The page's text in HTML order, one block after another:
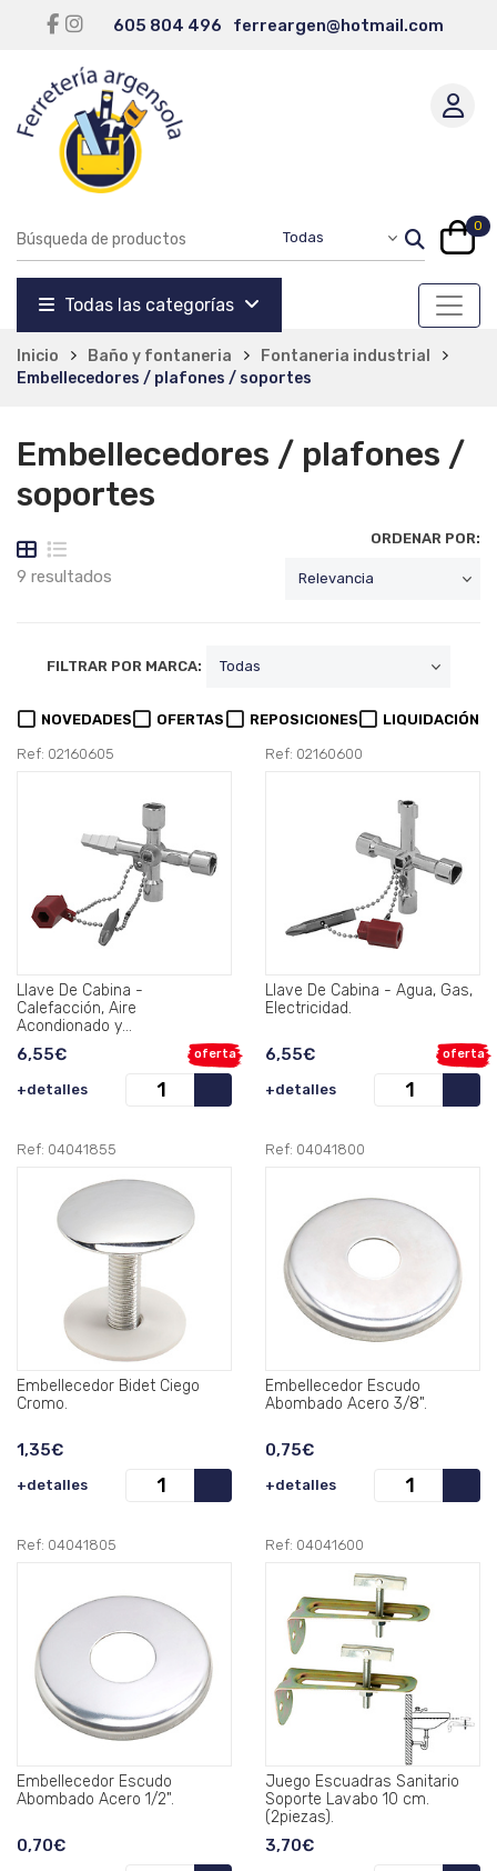
605 804 496 ferreargen@hotmail.com
0
Todas las categorías
Inicio Baño y fontaneria
Fontaneria industrial
Embellecedores / plafones / soportes
Embellecedores / plafones /
soportes
9 resultados
ORDENAR POR:
FILTRAR POR MARCA:
NOVEDADES OFERTAS REPOSICIONES LIQUIDACIÓN
Ref: 02160605
Llave De Cabina -
Calefacción, Aire
Acondionado y
Saneamientos.
oferta
6,55€
+detalles
Ref: 02160600
Llave De Cabina - Agua, Gas,
Electricidad.
oferta
6,55€
+detalles
Ref: 04041855
Embellecedor Bidet Ciego
Cromo.
1,35€
+detalles
Ref: 04041800
Embellecedor Escudo
Abombado Acero 3/8".
0,75€
+detalles
Ref: 04041805
Embellecedor Escudo
Abombado Acero 1/2".
0,70€
Ref: 04041600
Juego Escuadras Sanitario
Soporte Lavabo 10 cm.
(2piezas).
3,70€